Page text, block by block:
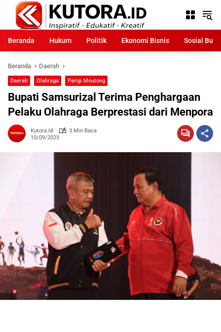
Langsung
konten
Beranda
Hukum Politik Ekonomi Bisnis Sosial
Beranda Daerah
Daerah Olahraga Parigi Moutong
Bupati Samsurizal Terima Penghargaan
Pelaku Olahraga Berprestasi dari Menpora
Kutora.id
3 Min Baca
10/09/2023